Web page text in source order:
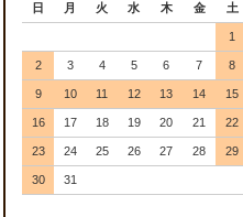
日 月 火 水 木 金 土
1
2 3 4 5 6 7 8
9 10 11 12 13 14 15
16 17 18 19 20 21 22
23 24 25 26 27 28 29
30 31